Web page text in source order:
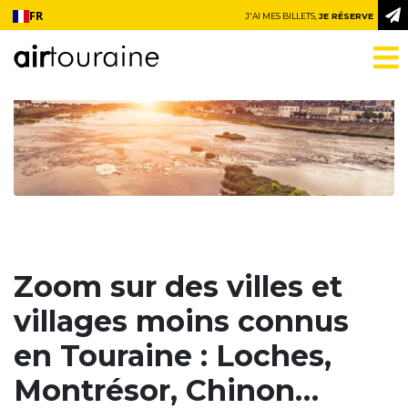
Aller au contenu
FR J'AI MES BILLETS,JE RÉSERVE
Zoom sur des villes et
villages moins connus
en Touraine : Loches,
Montrésor, Chinon…